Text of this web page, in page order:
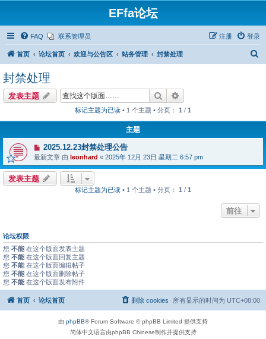
EFfa论坛
FAQ 联系管理员 登录
注册
首页 论坛首页 欢迎与公告区 站务管理 封禁处理
封禁处理
发表主题 搜索
标记主题为已读 • 1 个主题 • 分页： 1 / 1
主题
2025.12.23封禁处理公告
最新文章 由 leonhard « 2025年 12月 23日 星期二 6:57 pm
发表主题
标记主题为已读 • 1 个主题 • 分页： 1 / 1
前往
论坛权限
您 不能 在这个版面发表主题
您 不能 在这个版面回复主题
您 不能 在这个版面编辑帖子
您 不能 在这个版面删除帖子
您 不能 在这个版面发布附件
首页 论坛首页 所有显示的时间为 UTC+08:00
删除 cookies
由 phpBB® Forum Software © phpBB Limited 提供支持
简体中文语言由phpBB Chinese制作并提供支持